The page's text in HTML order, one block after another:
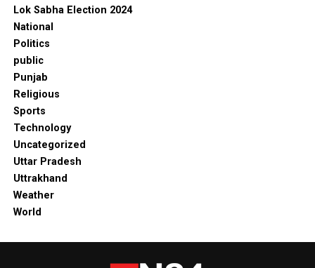
Lok Sabha Election 2024
National
Politics
public
Punjab
Religious
Sports
Technology
Uncategorized
Uttar Pradesh
Uttrakhand
Weather
World